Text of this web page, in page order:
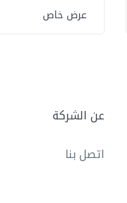
عرض خاص
عن الشركة
اتصل بنا